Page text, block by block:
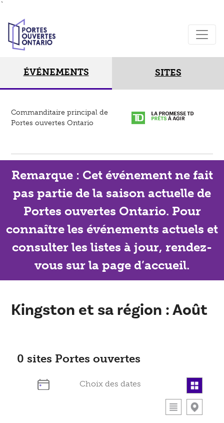
`
ÉVÉNEMENTS SITES
Commanditaire principal de
Portes ouvertes Ontario
Remarque : Cet événement ne fait
pas partie de la saison actuelle de
Portes ouvertes Ontario. Pour
connaître les événements actuels et
consulter les listes à jour, rendez-
vous sur la page d’accueil.
Kingston et sa région : Août
0 sites Portes ouvertes